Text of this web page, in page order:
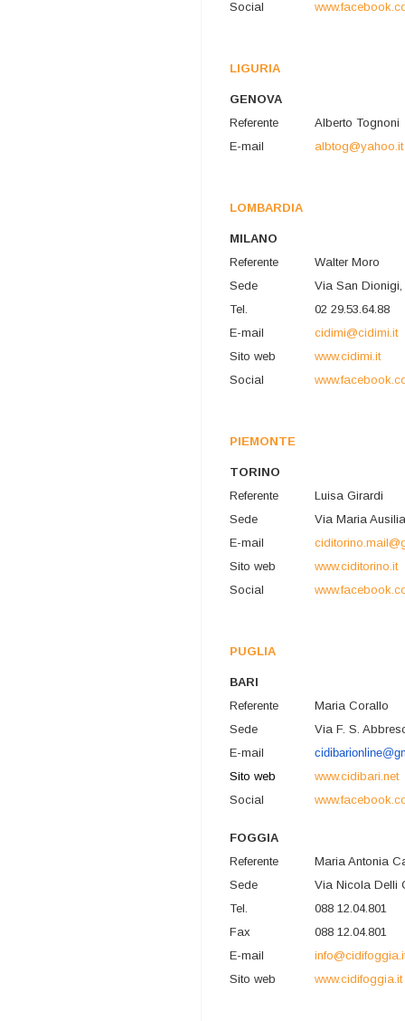
Social
LIGURIA
GENOVA
Referente
Alberto Tognoni
E-mail
albtog@yahoo.it
LOMBARDIA
MILANO
Referente
Walter Moro
Sede
Via San Dionigi,
Tel.
02 29.53.64.88
E-mail
cidimi@cidimi.it
Sito web
www.cidimi.it
Social
PIEMONTE
TORINO
Referente
Luisa Girardi
Sede
Via Maria
E-mail
Sito web
www.ciditorino.it
Social
PUGLIA
BARI
Referente
Maria Corallo
Sede
Via F. S.
E-mail
Sito web
www.cidibari.net
Social
FOGGIA
Referente
Maria Antonia
Sede
Via Nicola Delli
Tel.
088 12.04.801
Fax
088 12.04.801
E-mail
Sito web
www.cidifoggia.it